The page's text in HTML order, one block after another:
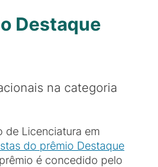
Destaque
na categoria
de Licenciatura em
do prêmio Destaque
é concedido pelo